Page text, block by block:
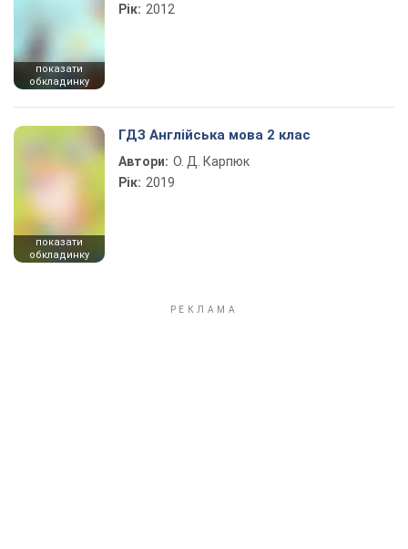
показати
обкладинку
Рік: 2012
показати
обкладинку
ГДЗ Англійська мова 2 клас
Автори: О. Д. Карпюк
Рік: 2019